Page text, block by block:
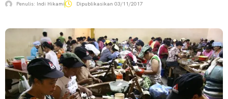
Penulis: Indi Hikami Dipublikasikan 03/11/2017